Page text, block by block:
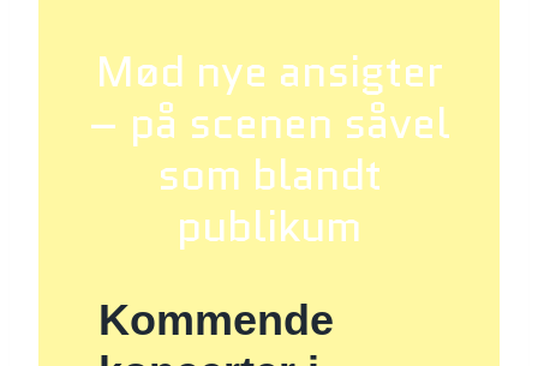
Mød nye ansigter
– på scenen såvel
som blandt
publikum
Kommende